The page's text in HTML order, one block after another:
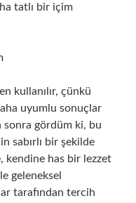
tatlı bir içim
kullanılır, çünkü
uyumlu sonuçlar
sonra gördüm ki, bu
sabırlı bir şekilde
kendine has bir lezzet
geleneksel
tarafından tercih